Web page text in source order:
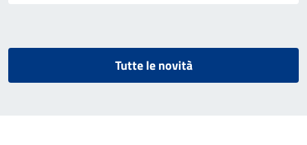
Tutte le novità